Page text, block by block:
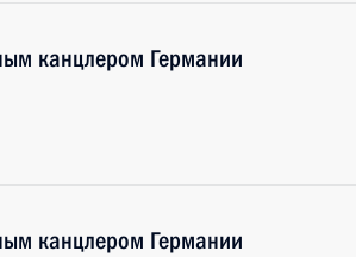
канцлером Германии
канцлером Германии